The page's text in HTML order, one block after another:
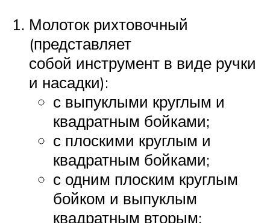
Молоток рихтовочный
(представляет
собой инструмент в виде ручки
и насадки):
с выпуклыми круглым и
квадратным бойками;
с плоскими круглым и
квадратным бойками;
с одним плоским круглым
бойком и выпуклым
квадратным вторым;